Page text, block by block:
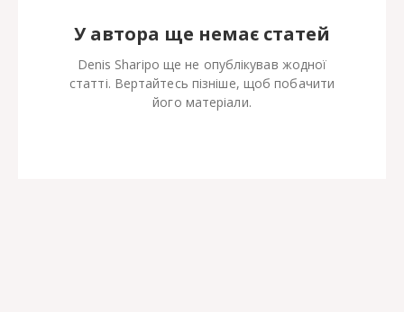
У автора ще немає статей
Denis Sharipo ще не опублікував жодної
статті. Вертайтесь пізніше, щоб побачити
його матеріали.